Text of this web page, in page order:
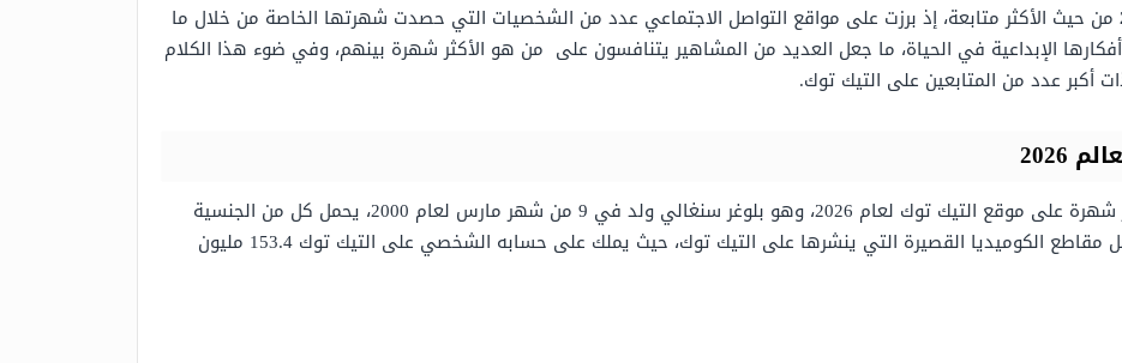
من حيث الأكثر متابعة، إذ برزت على مواقع التواصل الاجتماعي عدد من الشخصيات التي حصدت شهرتها الخاصة من خلال ما
الإبداعية في الحياة، ما جعل العديد من المشاهير يتنافسون على من هو الأكثر شهرة بينهم، وفي ضوء هذا الكلام
أكبر عدد من المتابعين على التيك توك.
إن التيك توكر الأفريقي خابي لام هو الأكثر شهرة على موقع التيك توك لعام 2026، وهو بلوغر سنغالي ولد في 9 من شهر مارس لعام 2000، يحمل كل من الجنسية
الإيطالية والجنسية السنغالية واشتهر بفضل مقاطع الكوميديا القصيرة التي ينشرها على التيك توك، حيث يملك على حسابه الشخصي على التيك توك 153.4 مليون